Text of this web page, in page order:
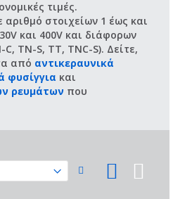
τιμές.
αριθμό στοιχείων 1 έως και
και 400V και διάφορων
TN-S, TT, TNC-S). Δείτε,
από αντικεραυνικά
φυσίγγια και
ρευμάτων που